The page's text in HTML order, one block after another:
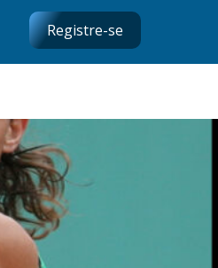
Registre-se